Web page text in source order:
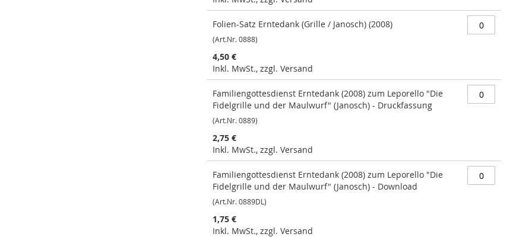
Folien-Satz Erntedank (Grille / Janosch) (2008)
(Art.Nr. 0888)
4,50 €
Inkl. MwSt., zzgl. Versand
Familiengottesdienst Erntedank (2008) zum Leporello "Die
Fidelgrille und der Maulwurf" (Janosch) - Druckfassung
(Art.Nr. 0889)
2,75 €
Inkl. MwSt., zzgl. Versand
Familiengottesdienst Erntedank (2008) zum Leporello "Die
Fidelgrille und der Maulwurf" (Janosch) - Download
(Art.Nr. 0889DL)
1,75 €
Inkl. MwSt., zzgl. Versand